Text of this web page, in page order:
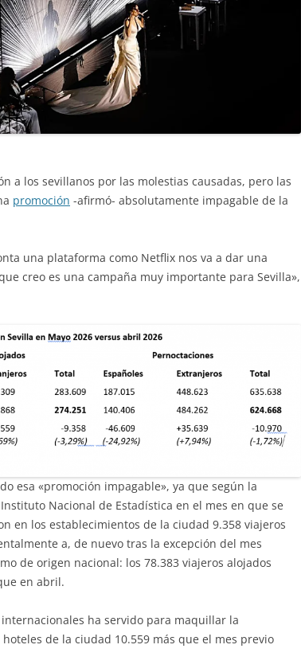
a los sevillanos por las molestias causadas, pero las
promoción -afirmó- absolutamente impagable de la
una plataforma como Netflix nos va a dar una
creo es una campaña muy importante para Sevilla»,
esa «promoción impagable», ya que según la
Nacional de Estadística en el mes en que se
en los establecimientos de la ciudad 9.358 viajeros
a, de nuevo tras la excepción del mes
de origen nacional: los 78.383 viajeros alojados
en abril.
ha servido para maquillar la
de la ciudad 10.559 más que el mes previo